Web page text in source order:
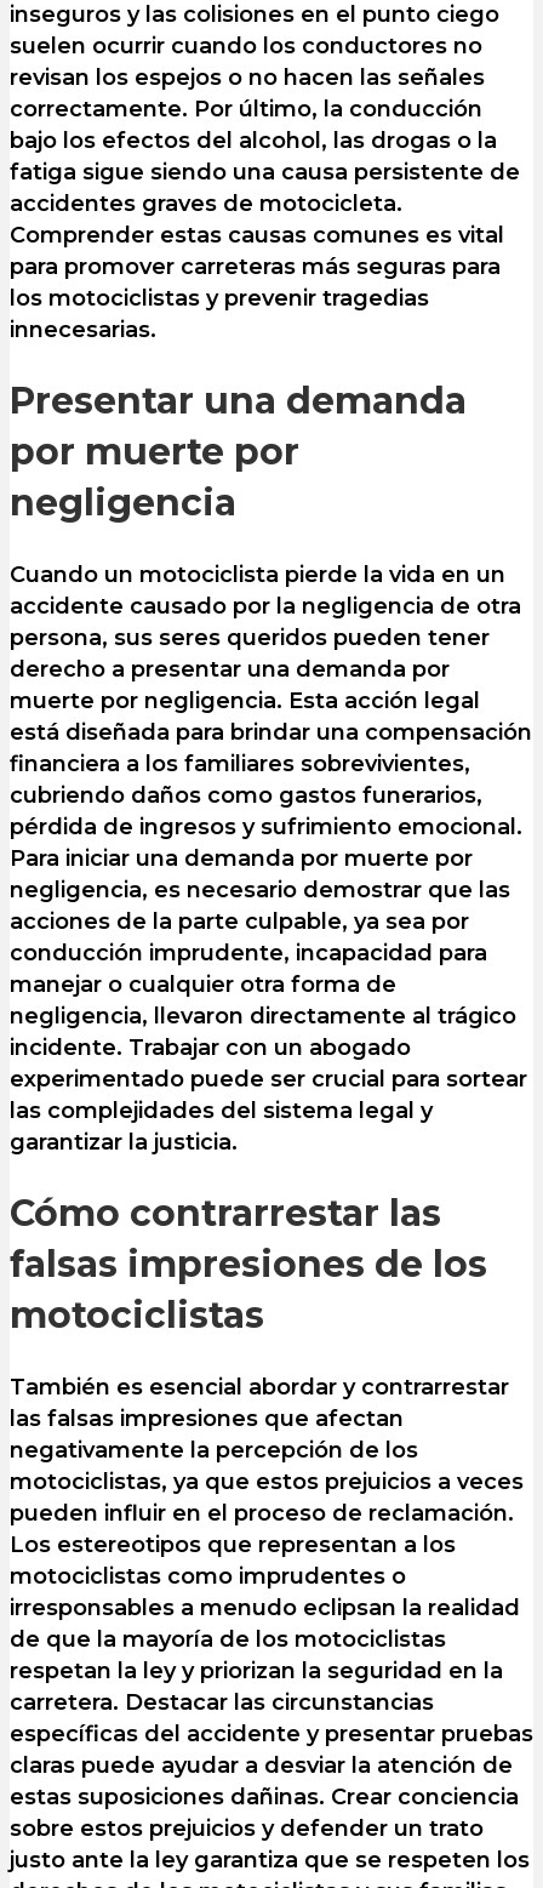
inseguros y las colisiones en el punto ciego
suelen ocurrir cuando los conductores no
revisan los espejos o no hacen las señales
correctamente. Por último, la conducción
bajo los efectos del alcohol, las drogas o la
fatiga sigue siendo una causa persistente de
accidentes graves de motocicleta.
Comprender estas causas comunes es vital
para promover carreteras más seguras para
los motociclistas y prevenir tragedias
innecesarias.
Presentar una demanda
por muerte por
negligencia
Cuando un motociclista pierde la vida en un
accidente causado por la negligencia de otra
persona, sus seres queridos pueden tener
derecho a presentar una demanda por
muerte por negligencia. Esta acción legal
está diseñada para brindar una compensación
financiera a los familiares sobrevivientes,
cubriendo daños como gastos funerarios,
pérdida de ingresos y sufrimiento emocional.
Para iniciar una demanda por muerte por
negligencia, es necesario demostrar que las
acciones de la parte culpable, ya sea por
conducción imprudente, incapacidad para
manejar o cualquier otra forma de
negligencia, llevaron directamente al trágico
incidente. Trabajar con un abogado
experimentado puede ser crucial para sortear
las complejidades del sistema legal y
garantizar la justicia.
Cómo contrarrestar las
falsas impresiones de los
motociclistas
También es esencial abordar y contrarrestar
las falsas impresiones que afectan
negativamente la percepción de los
motociclistas, ya que estos prejuicios a veces
pueden influir en el proceso de reclamación.
Los estereotipos que representan a los
motociclistas como imprudentes o
irresponsables a menudo eclipsan la realidad
de que la mayoría de los motociclistas
respetan la ley y priorizan la seguridad en la
carretera. Destacar las circunstancias
específicas del accidente y presentar pruebas
claras puede ayudar a desviar la atención de
estas suposiciones dañinas. Crear conciencia
sobre estos prejuicios y defender un trato
justo ante la ley garantiza que se respeten los